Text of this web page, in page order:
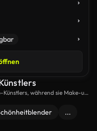
Künstlers, während sie Make-up
...